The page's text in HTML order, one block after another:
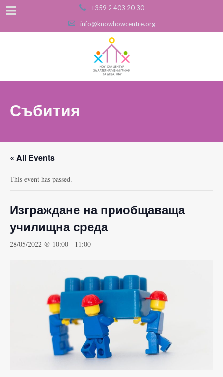
+359 2 403 20 30
info@knowhowcentre.org
Събития
« All Events
This event has passed.
Изграждане на приобщаваща
училищна среда
28/05/2022 @ 10:00 - 11:00